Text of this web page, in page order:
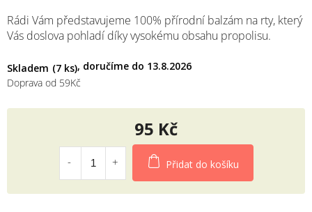
Skladem (7 ks) 13.8.2026
Rádi Vám představujeme 100% přírodní balzám na rty, který
Vás doslova pohladí díky vysokému obsahu propolisu.
Doprava od 59Kč
95 Kč
Měrná
cena:
Přidat do košíku